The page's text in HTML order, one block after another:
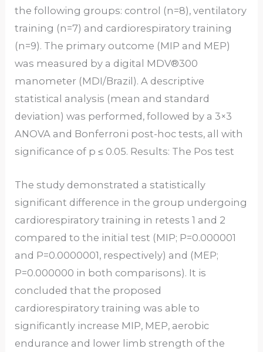
the following groups: control (n=8), ventilatory
training (n=7) and cardiorespiratory training
(n=9). The primary outcome (MIP and MEP)
was measured by a digital MDV®300
manometer (MDI/Brazil). A descriptive
statistical analysis (mean and standard
deviation) was performed, followed by a 3×3
ANOVA and Bonferroni post-hoc tests, all with
significance of p ≤ 0.05. Results: The Pos test
The study demonstrated a statistically
significant difference in the group undergoing
cardiorespiratory training in retests 1 and 2
compared to the initial test (MIP; P=0.000001
and P=0.0000001, respectively) and (MEP;
P=0.000000 in both comparisons). It is
concluded that the proposed
cardiorespiratory training was able to
significantly increase MIP, MEP, aerobic
endurance and lower limb strength of the